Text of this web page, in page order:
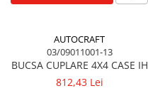
Inel spate arbore motor
Simering fata arbore motor
Volanta motor, coroana
Simering spate arbore motor
Prezon roata
Inele fixare janta
Punte fata 4 roţi motrice
Fella
AUTOCRAFT
03/09011001-13
BUCSA CUPLARE 4X4 CASE IH
812,43 Lei